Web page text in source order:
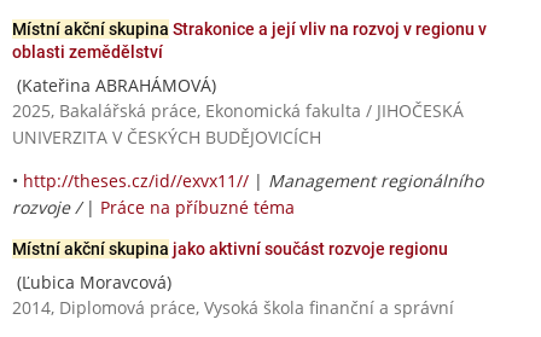
Místní akční skupina Strakonice a její vliv na rozvoj v regionu v
oblasti zemědělství
(Kateřina ABRAHÁMOVÁ)
2025, Bakalářská práce, Ekonomická fakulta / JIHOČESKÁ
UNIVERZITA V ČESKÝCH BUDĚJOVICÍCH
• http://theses.cz/id//exvx11// | Management regionálního
rozvoje / | Práce na příbuzné téma
Místní akční skupina jako aktivní součást rozvoje regionu
(Ľubica Moravcová)
2014, Diplomová práce, Vysoká škola finanční a správní